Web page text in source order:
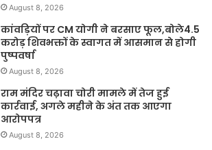
August 8, 2026
कांवड़ियों पर CM योगी ने बरसाए फूल,बोले4.5
करोड़ शिवभक्तों के स्वागत में आसमान से होगी
पुष्पवर्षा
August 8, 2026
राम मंदिर चढ़ावा चोरी मामले में तेज हुई
कार्रवाई, अगले महीने के अंत तक आएगा
आरोपपत्र
August 8, 2026